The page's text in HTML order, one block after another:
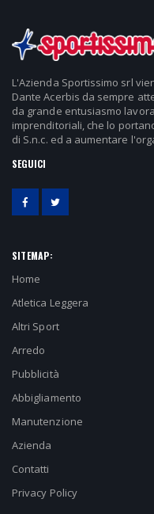
L'Azienda Sportissimo srl
Dante Acerbis da sempre
da grande entusiasmo
imprenditoriali, che lo
di S.n.c. ed a aumentare
SEGUICI
SITEMAP:
Home
Atletica Leggera
Altri Sport
Arredo
Pubblicità
Abbigliamento
Manutenzione
Azienda
Contatti
Privacy Policy